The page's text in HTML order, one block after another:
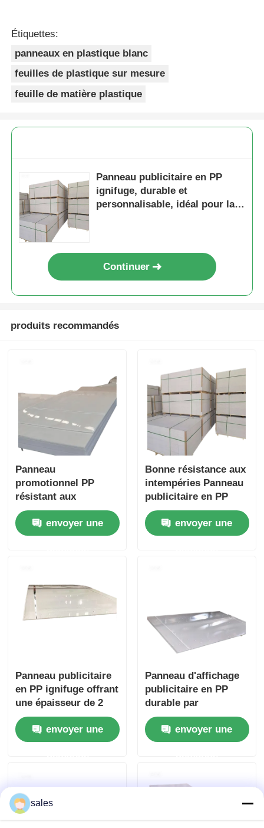
Étiquettes:
panneaux en plastique blanc
feuilles de plastique sur mesure
feuille de matière plastique
Panneau publicitaire en PP
ignifuge, durable et
personnalisable, idéal pour la
Continuer
produits recommandés
Panneau
promotionnel PP
résistant aux
intempéries, en
polypropylène,
adapté aux solutions
envoyer une
Bonne résistance aux
intempéries Panneau
publicitaire en PP
offrant une surface
lisse ou mate Finition
adaptée à diverses
envoyer une
Panneau publicitaire
en PP ignifuge offrant
une épaisseur de 2
mm à 10 mm et une
bonne résistance aux
intempéries, adapté à
envoyer une
Panneau d'affichage
publicitaire en PP
durable par
sérigraphie, adapté
aux présentoirs de
vente au détail, aux
envoyer une
sales